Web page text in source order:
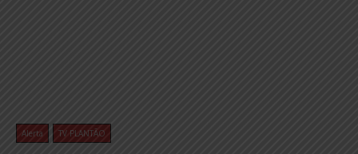
Alerta TV PLANTÃO